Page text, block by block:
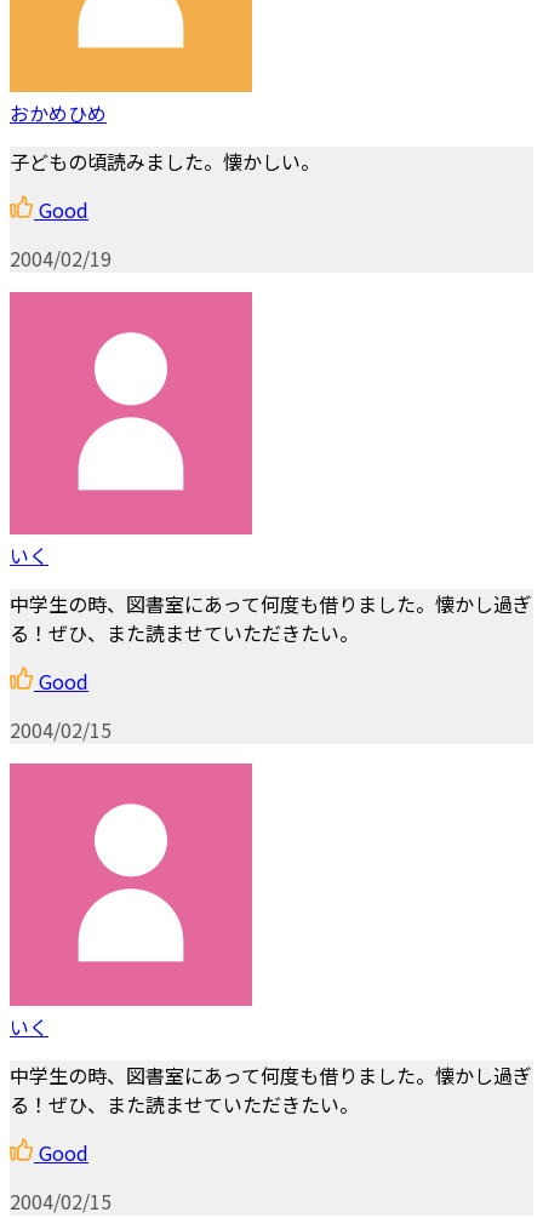
おかめひめ
子どもの頃読みました。懐かしい。
Good
2004/02/19
いく
中学生の時、図書室にあって何度も借りました。懐かし過ぎ
る！ぜひ、また読ませていただきたい。
Good
2004/02/15
いく
中学生の時、図書室にあって何度も借りました。懐かし過ぎ
る！ぜひ、また読ませていただきたい。
Good
2004/02/15